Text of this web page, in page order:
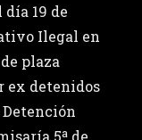
19 de
Ilegal en
plaza
ex detenidos